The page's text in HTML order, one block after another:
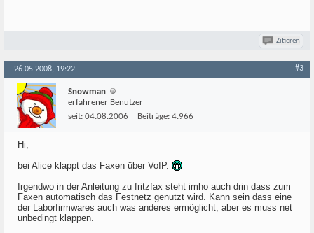
Zitieren
26.05.2008, 19:22 #3
Snowman
erfahrener Benutzer
seit: 04.08.2006 Beiträge: 4.966
Hi,
bei Alice klappt das Faxen über VoIP.
Irgendwo in der Anleitung zu fritzfax steht imho auch drin dass zum
Faxen automatisch das Festnetz genutzt wird. Kann sein dass eine
der Laborfirmwares auch was anderes ermöglicht, aber es muss net
unbedingt klappen.